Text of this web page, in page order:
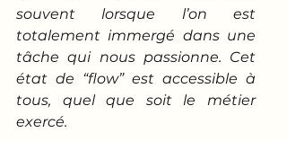
souvent lorsque l’on est
totalement immergé dans une
tâche qui nous passionne. Cet
état de “flow” est accessible à
tous, quel que soit le métier
exercé.